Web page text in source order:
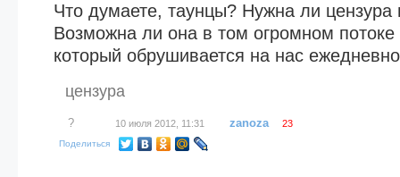
Что думаете, таунцы? Нужна ли
Возможна ли она в том огромном
который обрушивается на нас
цензура
? 10 июля 2012, 11:31 zanoza 23
Поделиться